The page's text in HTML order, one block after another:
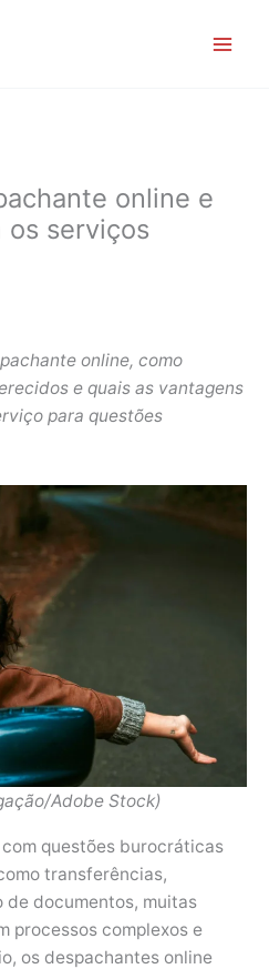
online e
serviços
online, como
e quais as vantagens
para questões
Adobe Stock)
questões burocráticas
transferências,
de documentos, muitas
processos complexos e
os despachantes online